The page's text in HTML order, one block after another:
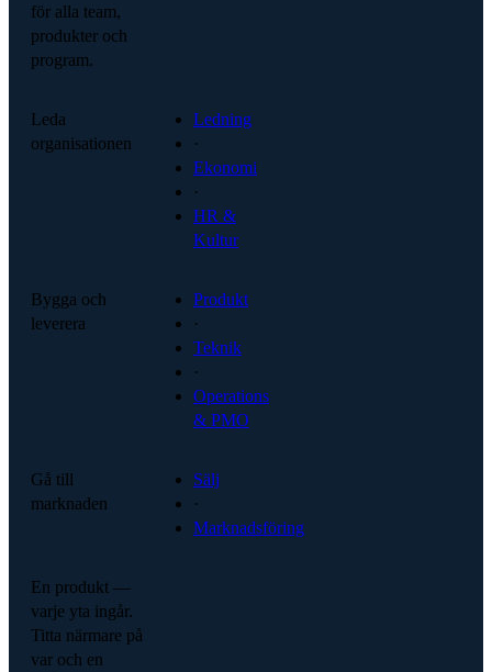
för alla team,
produkter och
program.
Leda
organisationen
Ledning
·
Ekonomi
·
HR &
Kultur
Bygga och
leverera
Produkt
·
Teknik
·
Operations
& PMO
Gå till
marknaden
Sälj
·
Marknadsföring
En produkt —
varje yta ingår.
Titta närmare på
var och en